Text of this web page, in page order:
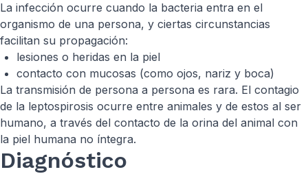
La infección ocurre cuando la bacteria entra en el
organismo de una persona, y ciertas circunstancias
facilitan su propagación:
lesiones o heridas en la piel
contacto con mucosas (como ojos, nariz y boca)
La transmisión de persona a persona es rara. El contagio
de la leptospirosis ocurre entre animales y de estos al ser
humano, a través del contacto de la orina del animal con
la piel humana no íntegra.
Diagnóstico